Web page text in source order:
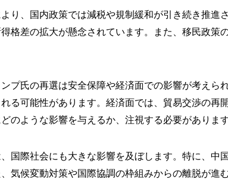
より、国内政策では減税や規制緩和が引き続き推
得格差の拡大が懸念されています。また、移民政
プ氏の再選は安全保障や経済面での影響が考えら
る可能性があります。経済面では、貿易交渉の
のような影響を与えるか、注視する必要があります
、国際社会にも大きな影響を及ぼします。特に、
、気候変動対策や国際協調の枠組みからの離脱が